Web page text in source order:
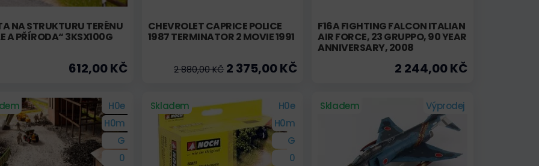
NA STRUKTURU TERÉNU
A PŘÍRODA“ 3KSX100G
612,00 KČ
CHEVROLET CAPRICE POLICE
1987 TERMINATOR 2 MOVIE 1991
2 880,00 KČ2 375,00 KČ
F16A FIGHTING FALCON ITALIAN
AIR FORCE, 23 GRUPPO, 90 YEAR
ANNIVERSARY, 2008
2 244,00 KČ
H0e
H0m
G
0
Skladem
H0e
H0m
G
0
Skladem Výprodej